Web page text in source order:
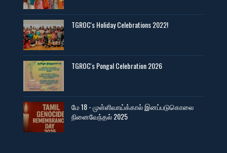
TGROC's Holiday Celebrations 2022!
TGROC's Pongal Celebration 2026
மே 18 - முள்ளிவாய்க்கால் இனப்படுகொலை
நினைவேந்தல் 2025